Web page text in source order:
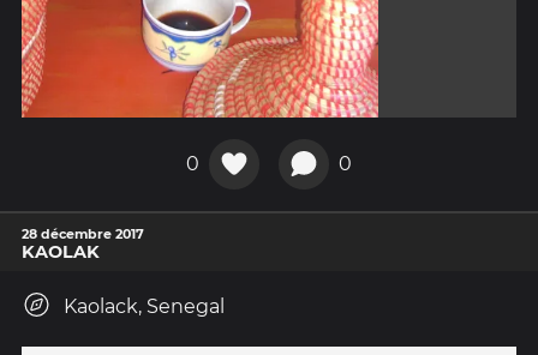
0 0
28 décembre 2017
KAOLAK
Kaolack, Senegal